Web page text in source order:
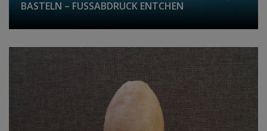
BASTELN – FUSSABDRUCK ENTCHEN